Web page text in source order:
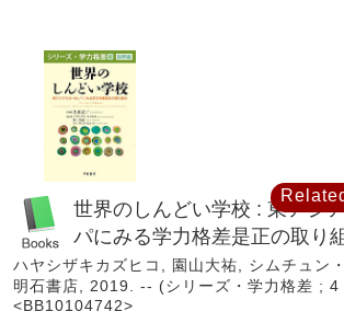
世界のしんどい学校 : 東アジ
パにみる学力格差是正の取り
ハヤシザキカズヒコ, 園山大祐, シムチュン
明石書店, 2019. -- (シリーズ・学力格差 ; 4
<BB10104742>